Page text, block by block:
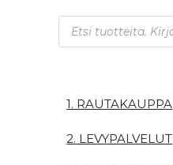
Products search
1. RAUTAKAUPPA
2. LEVYPALVELUT